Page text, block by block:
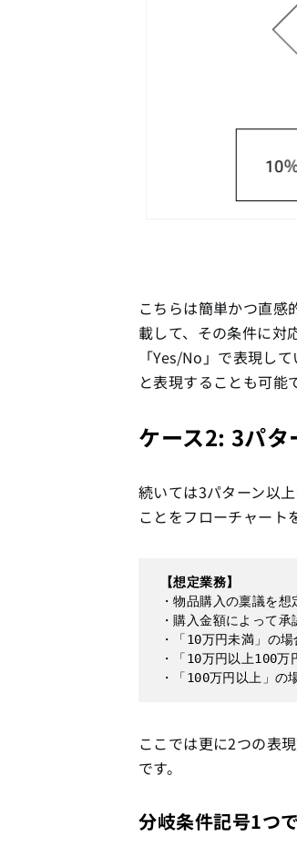
こちらは簡単かつ直感
載して、その条件に対
「Yes/No」で表現し
と表現することも可能
ケース2: 3パ
続いては3パターン以
ことをフローチャート
【想定業務】
・物品購入の稟議を想
・購入金額によって
・「10万円未満」の
・「10万円以上100
・「100万円以上」の
ここでは更に2つの表
です。
分岐条件記号1つ